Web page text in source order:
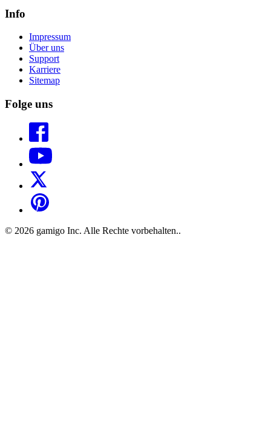
Info
Impressum
Über uns
Support
Karriere
Sitemap
Folge uns
© 2026 gamigo Inc. Alle Rechte vorbehalten..